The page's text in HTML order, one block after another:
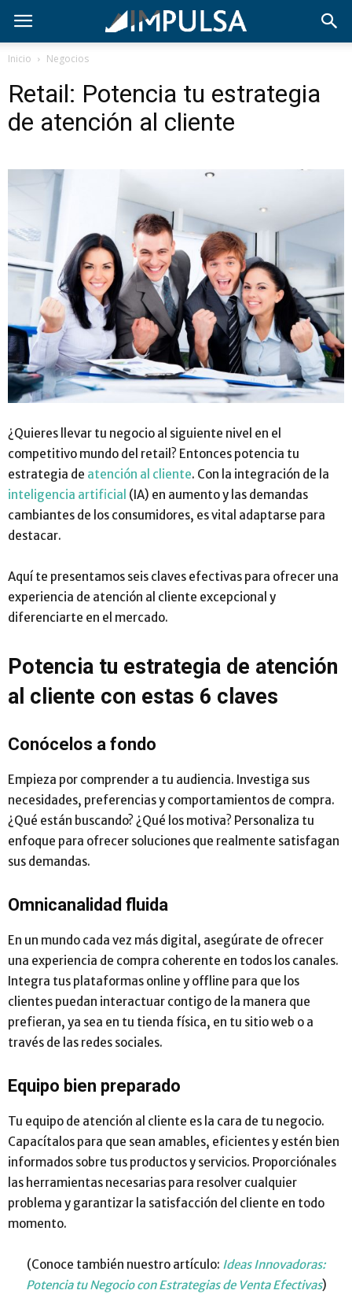
Inicio Negocios
Retail: Potencia tu estrategia
de atención al cliente
¿Quieres llevar tu negocio al siguiente nivel en el
competitivo mundo del retail? Entonces potencia tu
estrategia de atención al cliente. Con la integración de la
inteligencia artificial (IA) en aumento y las demandas
cambiantes de los consumidores, es vital adaptarse para
destacar.
Aquí te presentamos seis claves efectivas para ofrecer una
experiencia de atención al cliente excepcional y
diferenciarte en el mercado.
Potencia tu estrategia de atención
al cliente con estas 6 claves
Conócelos a fondo
Empieza por comprender a tu audiencia. Investiga sus
necesidades, preferencias y comportamientos de compra.
¿Qué están buscando? ¿Qué los motiva? Personaliza tu
enfoque para ofrecer soluciones que realmente satisfagan
sus demandas.
Omnicanalidad fluida
En un mundo cada vez más digital, asegúrate de ofrecer
una experiencia de compra coherente en todos los canales.
Integra tus plataformas online y offline para que los
clientes puedan interactuar contigo de la manera que
prefieran, ya sea en tu tienda física, en tu sitio web o a
través de las redes sociales.
Equipo bien preparado
Tu equipo de atención al cliente es la cara de tu negocio.
Capacítalos para que sean amables, eficientes y estén bien
informados sobre tus productos y servicios. Proporciónales
las herramientas necesarias para resolver cualquier
problema y garantizar la satisfacción del cliente en todo
momento.
(Conoce también nuestro artículo: Ideas Innovadoras:
Potencia tu Negocio con Estrategias de Venta Efectivas)